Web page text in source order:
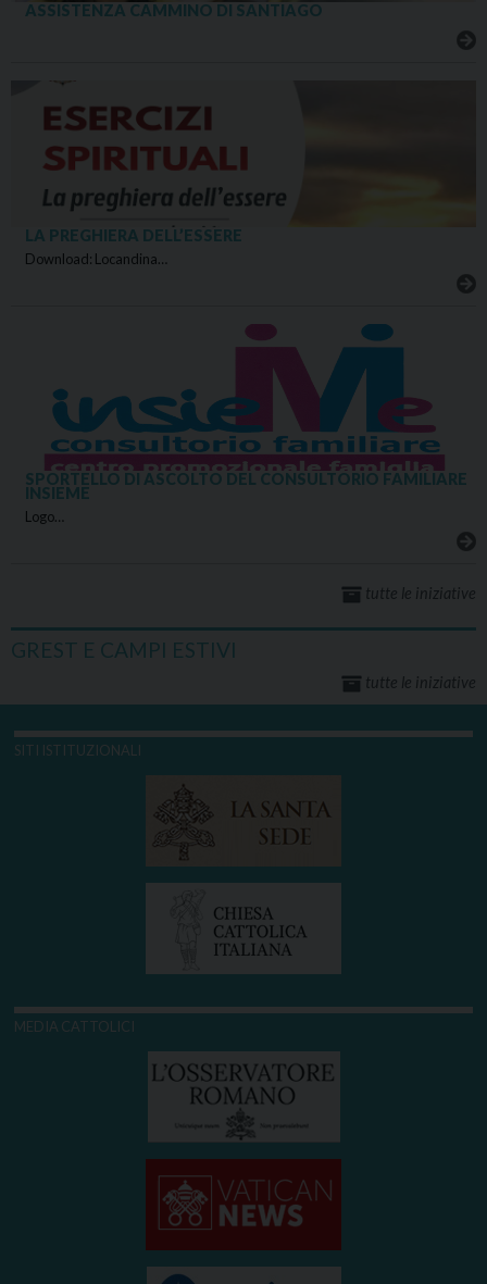
ASSISTENZA CAMMINO DI SANTIAGO
LA PREGHIERA DELL’ESSERE
Download: Locandina…
SPORTELLO DI ASCOLTO DEL CONSULTORIO FAMILIARE
INSIEME
Logo…
tutte le iniziative
GREST E CAMPI ESTIVI
tutte le iniziative
SITI ISTITUZIONALI
MEDIA CATTOLICI